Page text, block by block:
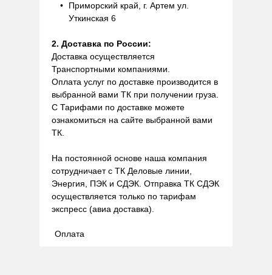
Приморский край, г. Артем ул.
Уткинская 6
2. Доставка по России:
Доставка осуществляется
Транспортными компаниями.
Оплата услуг по доставке производится в
выбранной вами ТК при получении груза.
С Тарифами по доставке можете
ознакомиться на сайте выбранной вами
ТК.
На постоянной основе наша компания
сотрудничает с ТК Деловые линии,
Энергия, ПЭК и СДЭК. Отправка ТК СДЭК
осуществляется только по тарифам
экспресс (авиа доставка).
Оплата